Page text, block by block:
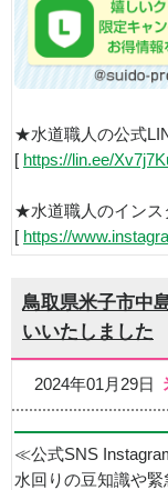
★水道職人の公式
[ https://lin.ee/
★水道職人のインス
[ https://
鳥取県米子市中
いいたしました
2024年01月29日
≪公式SNS
水回りの豆知識や